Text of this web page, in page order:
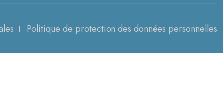
Politique de protection des données personnelles